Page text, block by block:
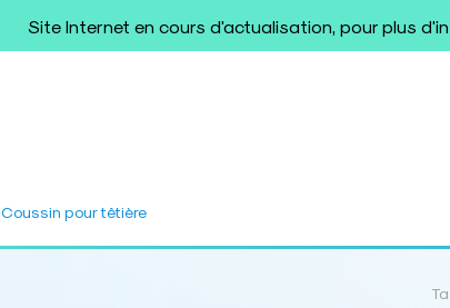
Site Internet en cours d'actualisation, pour plus
Coussin pour têtière